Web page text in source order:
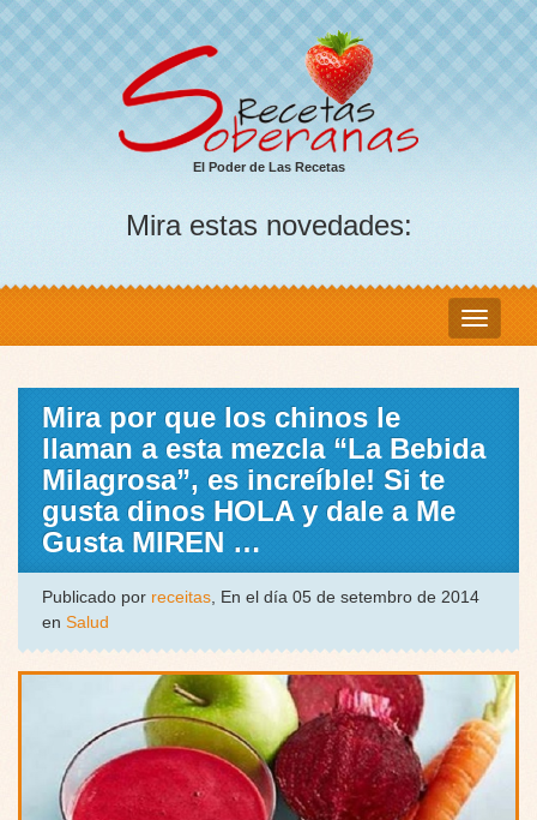
El Poder de Las Recetas
Mira estas novedades:
Mira por que los chinos le
llaman a esta mezcla “La Bebida
Milagrosa”, es increíble! Si te
gusta dinos HOLA y dale a Me
Gusta MIREN …
Publicado por receitas, En el día 05 de setembro de 2014
en Salud